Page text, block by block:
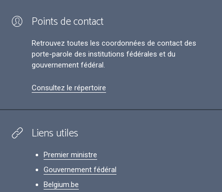
Points de contact
Retrouvez toutes les coordonnées de contact des
porte-parole des institutions fédérales et du
gouvernement fédéral.
Consultez le répertoire
Liens utiles
Premier ministre
Gouvernement fédéral
Belgium.be